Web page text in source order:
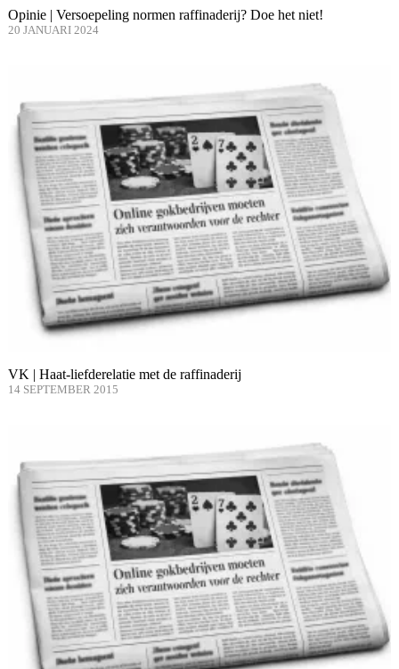
Opinie | Versoepeling normen raffinaderij? Doe het niet!
20 JANUARI 2024
VK | Haat-liefderelatie met de raffinaderij
14 SEPTEMBER 2015